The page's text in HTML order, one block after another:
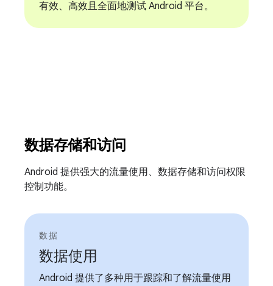
有效、高效且全面地测试 Android 平台。
数据存储和访问
Android 提供强大的流量使用、数据存储和访问权限
控制功能。
数据
数据使用
Android 提供了多种用于跟踪和了解流量使用